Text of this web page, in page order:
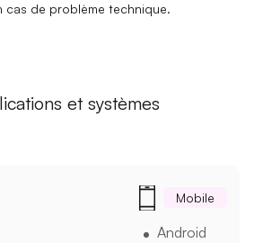
cas de problème technique.
et systèmes
Mobile
Android